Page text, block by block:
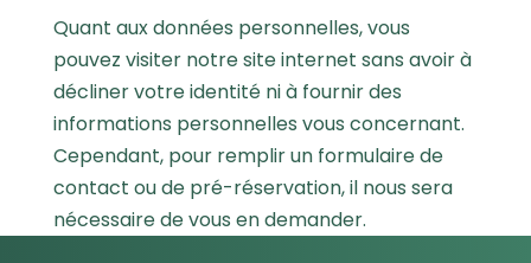
Quant aux données personnelles, vous
pouvez visiter notre site internet sans avoir à
décliner votre identité ni à fournir des
informations personnelles vous concernant.
Cependant, pour remplir un formulaire de
contact ou de pré-réservation, il nous sera
nécessaire de vous en demander.